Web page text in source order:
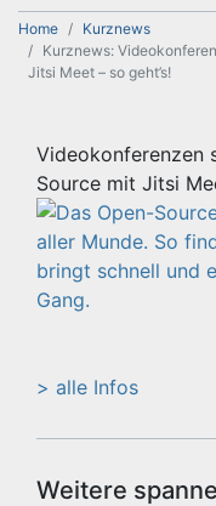
Home
Kurznews
Kurznews:
Jitsi Meet – so geht’s!
Videokonferenzen
Source mit Jitsi
> alle Infos
Weitere